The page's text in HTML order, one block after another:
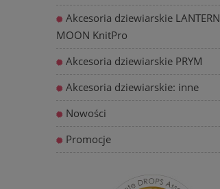
Akcesoria dziewiarskie LANTERN
MOON KnitPro
Akcesoria dziewiarskie PRYM
Akcesoria dziewiarskie: inne
Nowości
Promocje